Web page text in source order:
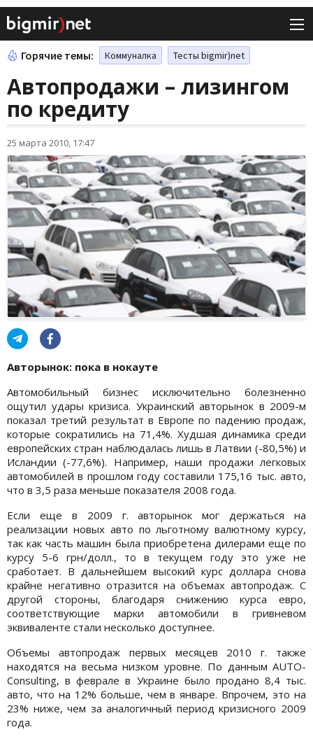
Горячие темы: Коммуналка Тесты bigmir)net
Автопродажи – лизингом
по кредиту
25 марта 2010, 17:47
Авторынок: пока в нокауте
Автомобильный бизнес исключительно болезненно
ощутил удары кризиса. Украинский авторынок в 2009-м
показал третий результат в Европе по падению продаж,
которые сократились на 71,4%. Худшая динамика среди
европейских стран наблюдалась лишь в Латвии (-80,5%) и
Исландии (-77,6%). Например, наши продажи легковых
автомобилей в прошлом году составили 175,16 тыс. авто,
что в 3,5 раза меньше показателя 2008 года.
Если еще в 2009 г. авторынок мог держаться на
реализации новых авто по льготному валютному курсу,
так как часть машин была приобретена дилерами еще по
курсу 5-6 грн/долл., то в текущем году это уже не
сработает. В дальнейшем высокий курс доллара снова
крайне негативно отразится на объемах автопродаж. С
другой стороны, благодаря снижению курса евро,
соответствующие марки автомобили в гривневом
эквиваленте стали несколько доступнее.
Объемы автопродаж первых месяцев 2010 г. также
находятся на весьма низком уровне. По данным AUTO-
Consulting, в феврале в Украине было продано 8,4 тыс.
авто, что на 12% больше, чем в январе. Впрочем, это на
23% ниже, чем за аналогичный период кризисного 2009
года.